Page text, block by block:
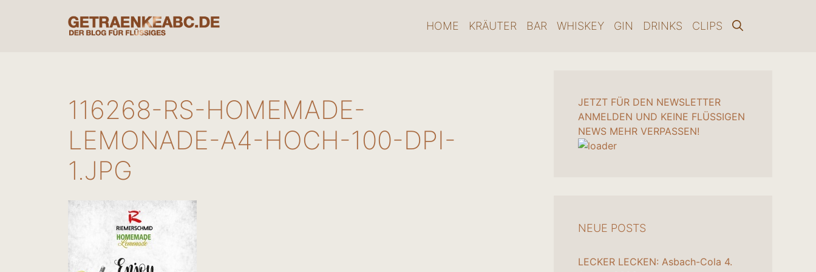
HOME KRÄUTER BAR WHISKEY GIN DRINKS CLIPS
116268-RS-HOMEMADE-
LEMONADE-A4-HOCH-100-DPI-
1.JPG
JETZT FÜR DEN NEWSLETTER
ANMELDEN UND KEINE FLÜSSIGEN
NEWS MEHR VERPASSEN!
NEUE POSTS
LECKER LECKEN: Asbach-Cola 4.